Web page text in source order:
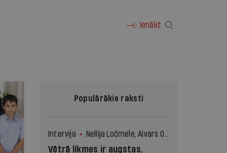
Ienākt
Populārākie raksti
Intervija Nellija Ločmele, Aivars Ozoliņš
Vētrā likmes ir augstas.